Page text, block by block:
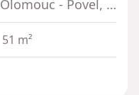
kpt. Jaroše, Olomouc - Povel, Olomoucký kraj
51 m²